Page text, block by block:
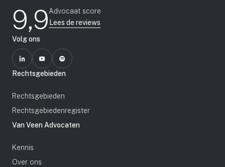
9,9Advocaat score
Lees de reviews
Volg ons
Rechtsgebieden
Rechtsgebieden
Rechtsgebiedenregister
Van Veen Advocaten
Kennis
Over ons